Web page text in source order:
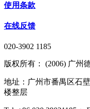
使用条款
在线反馈
020-3902 1185
版权所有： (2006) 广州
地址：广州市番禺区石
楼整层